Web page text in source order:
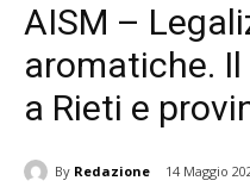
AISM –
aromatiche.
a Rieti e
By Redazione 14 Maggio